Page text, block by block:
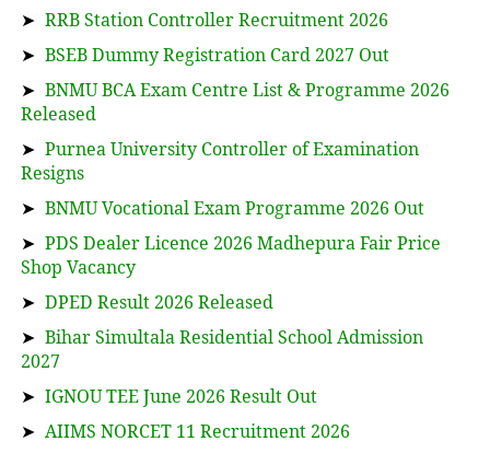
➤ RRB Station Controller Recruitment 2026
➤ BSEB Dummy Registration Card 2027 Out
➤ BNMU BCA Exam Centre List & Programme 2026
Released
➤ Purnea University Controller of Examination
Resigns
➤ BNMU Vocational Exam Programme 2026 Out
➤ PDS Dealer Licence 2026 Madhepura Fair Price
Shop Vacancy
➤ DPED Result 2026 Released
➤ Bihar Simultala Residential School Admission
2027
➤ IGNOU TEE June 2026 Result Out
➤ AIIMS NORCET 11 Recruitment 2026